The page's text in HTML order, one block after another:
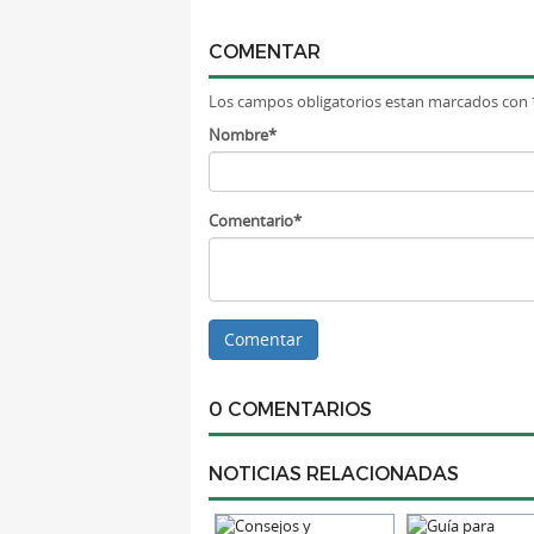
COMENTAR
Los campos obligatorios estan marcados con
Nombre*
Comentario*
0 COMENTARIOS
NOTICIAS RELACIONADAS